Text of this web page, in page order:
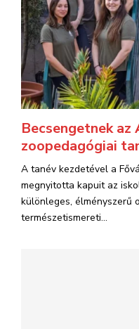
Becsengetnek
zoopedagógiai
A tanév kezdetével a
megnyitotta kapuit az
különleges, élményszerű
természetismereti...